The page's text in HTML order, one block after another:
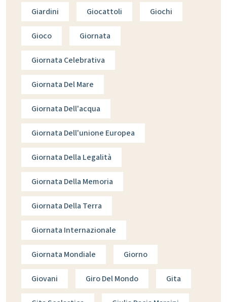
Giardini Giocattoli Giochi
Gioco Giornata
Giornata Celebrativa
Giornata Del Mare
Giornata Dell'acqua
Giornata Dell'unione Europea
Giornata Della Legalità
Giornata Della Memoria
Giornata Della Terra
Giornata Internazionale
Giornata Mondiale Giorno
Giovani Giro Del Mondo Gita